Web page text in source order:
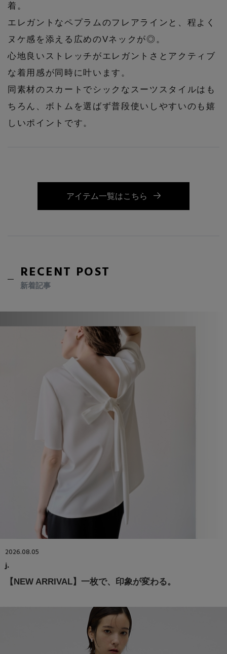
着。
エレガントなペプラムのフレアラインと、程よく
ヌケ感を添える広めのVネックが◎。
心地良いストレッチがエレガントさとアクティブ
な着用感が同時に叶います。
同素材のスカートでシックなスーツスタイルはも
ちろん、ボトムを選ばず普段使いしやすいのも嬉
しいポイントです。
アイテム一覧はこちら
RECENT POST
新着記事
2026.08.05
j.
【NEW ARRIVAL】一枚で、印象が変わる。